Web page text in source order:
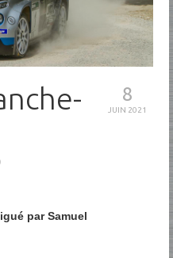
8
JUIN 2021
par Samuel